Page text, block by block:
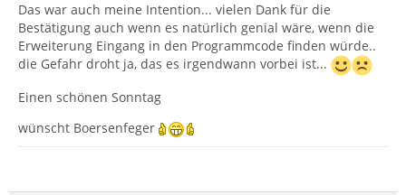
Das war auch meine Intention... vielen Dank für die
Bestätigung auch wenn es natürlich genial wäre, wenn die
Erweiterung Eingang in den Programmcode finden würde..
die Gefahr droht ja, das es irgendwann vorbei ist...
Einen schönen Sonntag
wünscht Boersenfeger